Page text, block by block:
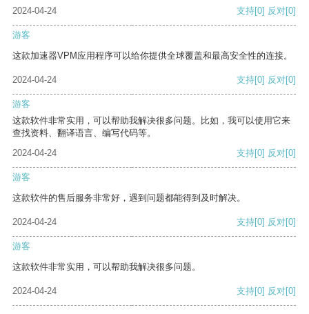
2024-04-24
支持[0] 反对[0]
游客
这款加速器VPM应用程序可以给你提供全球覆盖和最高安全性的连接。
2024-04-24 支持[0] 反对[0]
游客
这款软件非常实用，可以帮助我解决很多问题。比如，我可以使用它来
查找资料、翻译语言、编写代码等。
2024-04-24
支持[0] 反对[0]
游客
这款软件的售后服务非常好，遇到问题都能得到及时解决。
2024-04-24 支持[0] 反对[0]
游客
这款软件非常实用，可以帮助我解决很多问题。
2024-04-24 支持[0] 反对[0]